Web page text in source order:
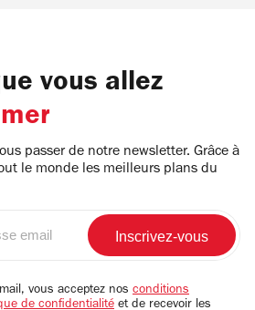
vous allez
passer de notre newsletter. Grâce à
le monde les meilleurs plans du
vous acceptez nos conditions
de confidentialité et de recevoir les